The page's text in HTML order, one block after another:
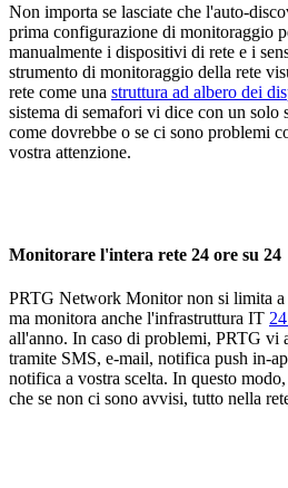
Non importa se lasciate che l'auto-
prima configurazione di monitoraggio
manualmente i dispositivi di rete e i
strumento di monitoraggio della rete
rete come una struttura ad albero dei
sistema di semafori vi dice con un solo
come dovrebbe o se ci sono problemi
vostra attenzione.
Monitorare l'intera rete 24 ore su 24
PRTG Network Monitor non si limita
ma monitora anche l'infrastruttura IT
all'anno. In caso di problemi, PRTG vi
tramite SMS, e-mail, notifica push in-
notifica a vostra scelta. In questo
che se non ci sono avvisi, tutto nella